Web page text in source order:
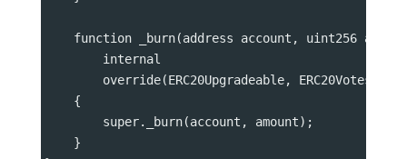
function _burn(address account, uint256
        internal
override(ERC20Upgradeable,
    {
        super._burn(account, amount);
    }